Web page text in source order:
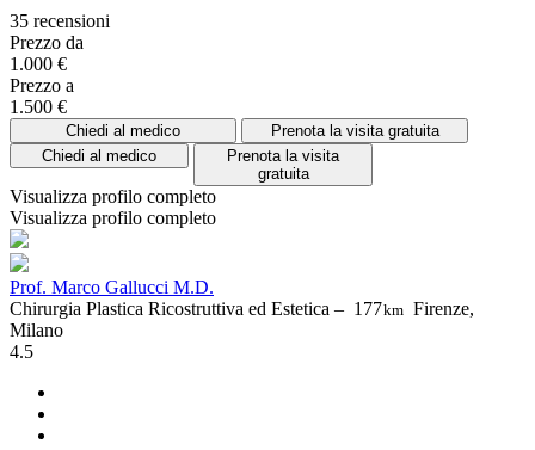
35 recensioni
Prezzo da
1.000 €
Prezzo a
1.500 €
Chiedi al medico
Prenota la visita gratuita
Chiedi al medico
Prenota la visita
gratuita
Visualizza profilo completo
Visualizza profilo completo
Prof. Marco Gallucci M.D.
Chirurgia Plastica Ricostruttiva ed Estetica – 177km Firenze,
Milano
4.5